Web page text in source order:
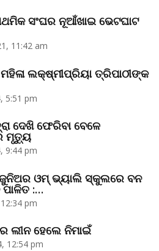
ସଂଘର ନୂଆଁଖାଇ ଭେଟଘାଟ
11:42 am
ମହିଳା ଲକ୍ଷ୍ମୀପ୍ରିୟା ତ୍ରିପାଠୀଙ୍କ
5:51 pm
ଦେଖି ଫେରିବା ବେଳେ
ମୃତ୍ୟୁ
9:44 pm
ଓମ୍‌ ଭ୍ୟାଲି ସ୍କୁଲରେ ବନ
:…
pm
ଲୀନ ହେଲେ ନିମାଇଁ
12:54 pm